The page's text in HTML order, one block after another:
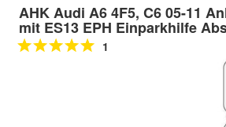
AHK Audi A6 4F5, C6 05-11
mit ES13 EPH Einparkhilfe
1